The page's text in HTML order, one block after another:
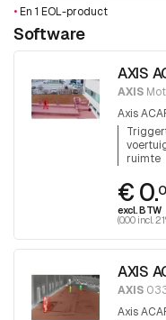
• En 1 EOL-product
Software
AXIS
AXIS
Axis
ruimte
€ 0.
excl. BTW
(0.00 incl.
AXIS
AXIS
Axis